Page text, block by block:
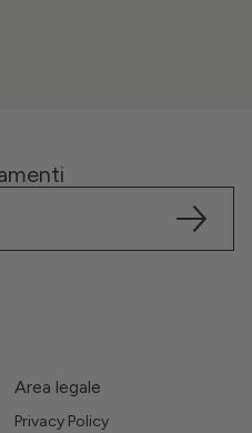
Area legale
Privacy Policy